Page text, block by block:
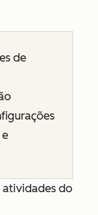
de
atividades do